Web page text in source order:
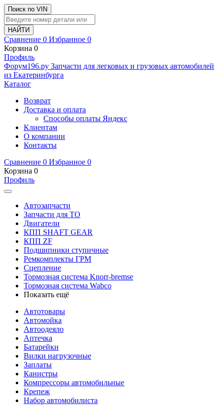
Поиск по VIN
Сравнение 0 Избранное 0
Корзина 0
Профиль
Фoрум196.ру Запчасти для легковых и грузовых автомобилей
из Екатеринбурга
Каталог
Возврат
Доставка и оплата
Способы оплаты Яндекс
Клиентам
О компании
Контакты
Сравнение 0 Избранное 0
Корзина 0
Профиль
Автозапчасти
Запчасти для ТО
Двигатели
КПП SHAFT GEAR
КПП ZF
Подшипники ступичные
Ремкомплекты ГРМ
Сцепление
Тормозная система Knorr-bremse
Тормозная система Wabco
Показать ещё
Автотовары
Автомойка
Автоодеяло
Аптечка
Батарейки
Вилки нагрузочные
Заплаты
Канистры
Компрессоры автомобильные
Крепеж
Набор автомобилиста